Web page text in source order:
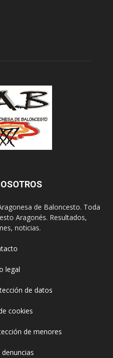
de Baloncesto. Toda
Aragonés. Resultados,
noticias.
legal
de datos
cookies
de menores